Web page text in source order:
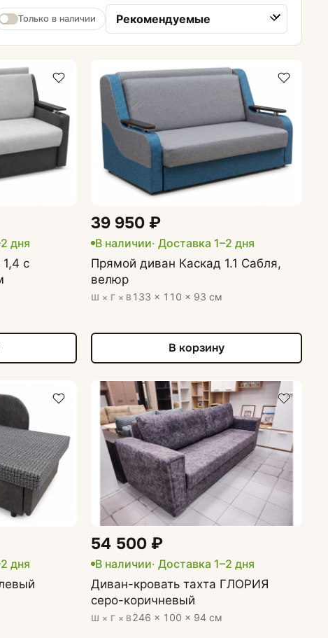
Диваны аккордеон
Матрасы для диванов
Только в наличии
Сортировка товаров
дня
с
39 950 ₽
В наличии· Доставка 1–2 дня
Прямой диван Каскад 1.1 Сабля,
велюр
Ш × Г × В 133 × 110 × 93 см
В корзину
дня
54 500 ₽
В наличии· Доставка 1–2 дня
Диван-кровать тахта ГЛОРИЯ
серо-коричневый
Ш × Г × В246 × 100 × 94 см